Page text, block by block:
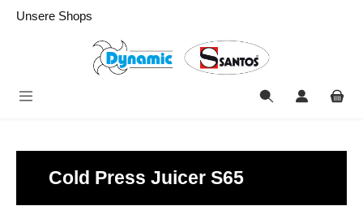
springen
Unsere Shops
Cold Press Juicer S65